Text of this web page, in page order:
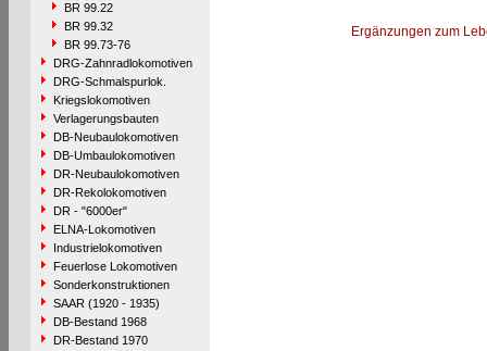
BR 99.22
BR 99.32
BR 99.73-76
DRG-Zahnradlokomotiven
DRG-Schmalspurlok.
Kriegslokomotiven
Verlagerungsbauten
DB-Neubaulokomotiven
DB-Umbaulokomotiven
DR-Neubaulokomotiven
DR-Rekolokomotiven
DR - "6000er"
ELNA-Lokomotiven
Industrielokomotiven
Feuerlose Lokomotiven
Sonderkonstruktionen
SAAR (1920 - 1935)
DB-Bestand 1968
DR-Bestand 1970
Ergänzungen zum